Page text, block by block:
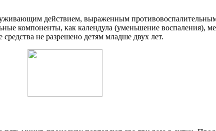
действием, выраженным
компоненты, как календула (уменьшение воспаления),
не разрешено детям младше двух лет.